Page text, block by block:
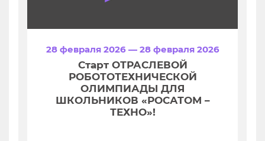
28 февраля 2026 — 28 февраля 2026
Старт ОТРАСЛЕВОЙ
РОБОТОТЕХНИЧЕСКОЙ
ОЛИМПИАДЫ ДЛЯ
ШКОЛЬНИКОВ «РОСАТОМ –
ТЕХНО»!